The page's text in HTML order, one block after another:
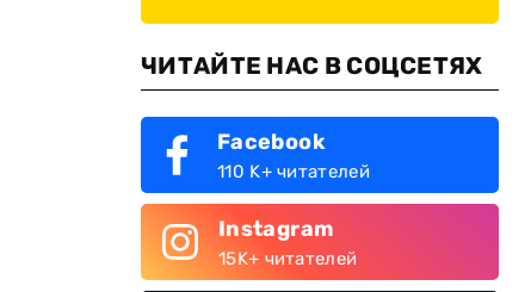
ЧИТАЙТЕ НАС В СОЦСЕТЯХ
Facebook
110 K+ читателей
Instagram
15K+ читателей